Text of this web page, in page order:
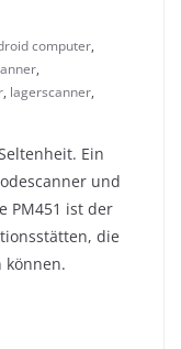
computer,
,
, lagerscanner,
Ein
und
PM451 ist der
die
können.